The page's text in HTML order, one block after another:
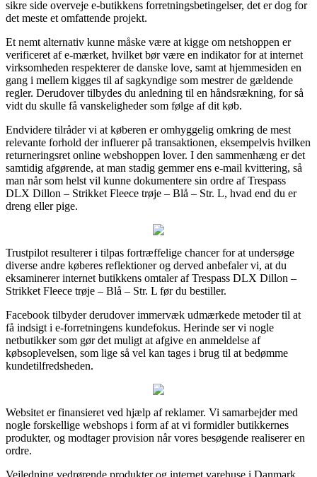
sikre side overveje e-butikkens forretningsbetingelser, det er dog for
det meste et omfattende projekt.
Et nemt alternativ kunne måske være at kigge om netshoppen er
verificeret af e-mærket, hvilket bør være en indikator for at internet
virksomheden respekterer de danske love, samt at hjemmesiden en
gang i mellem kigges til af sagkyndige som mestrer de gældende
regler. Derudover tilbydes du anledning til en håndsrækning, for så
vidt du skulle få vanskeligheder som følge af dit køb.
Endvidere tilråder vi at køberen er omhyggelig omkring de mest
relevante forhold der influerer på transaktionen, eksempelvis hvilken
returneringsret online webshoppen lover. I den sammenhæng er det
samtidig afgørende, at man stadig gemmer ens e-mail kvittering, så
man når som helst vil kunne dokumentere sin ordre af Trespass
DLX Dillon – Strikket Fleece trøje – Blå – Str. L, hvad end du er
dreng eller pige.
Trustpilot resulterer i tilpas fortræffelige chancer for at undersøge
diverse andre køberes reflektioner og derved anbefaler vi, at du
eksaminerer internet butikkens omtaler af Trespass DLX Dillon –
Strikket Fleece trøje – Blå – Str. L før du bestiller.
Facebook tilbyder derudover immervæk udmærkede metoder til at
få indsigt i e-forretningens kundefokus. Herinde ser vi nogle
netbutikker som gør det muligt at afgive en anmeldelse af
købsoplevelsen, som lige så vel kan tages i brug til at bedømme
kundetilfredsheden.
Websitet er finansieret ved hjælp af reklamer. Vi samarbejder med
nogle forskellige webshops i form af at vi formidler butikkernes
produkter, og modtager provision når vores besøgende realiserer en
ordre.
Vejledning vedrørende produkter og internet varehuse i Danmark